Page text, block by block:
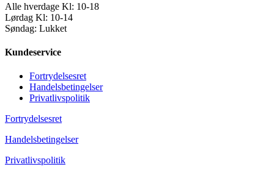
Alle hverdage Kl: 10-18
Lørdag Kl: 10-14
Søndag: Lukket
Kundeservice
Fortrydelsesret
Handelsbetingelser
Privatlivspolitik
Fortrydelsesret
Handelsbetingelser
Privatlivspolitik